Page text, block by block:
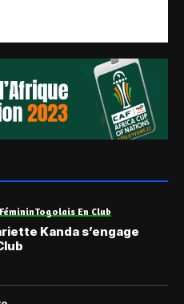
Togolais En Club
Kanda s’engage